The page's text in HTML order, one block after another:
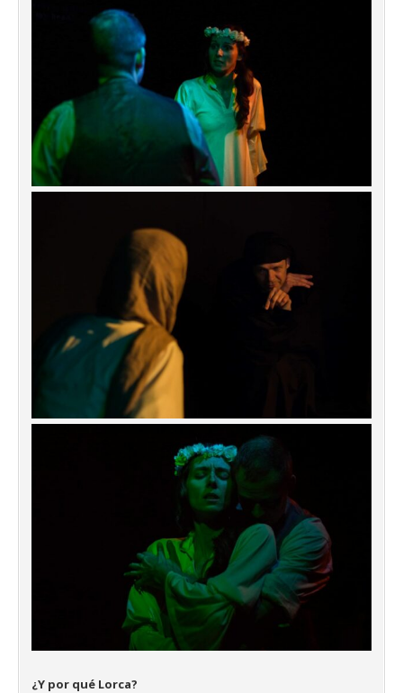
¿Y por qué Lorca?